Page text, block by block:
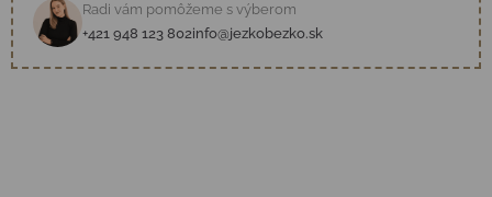
Radi vám pomôžeme s výberom
+421 948 123 802info@jezkobezko.sk